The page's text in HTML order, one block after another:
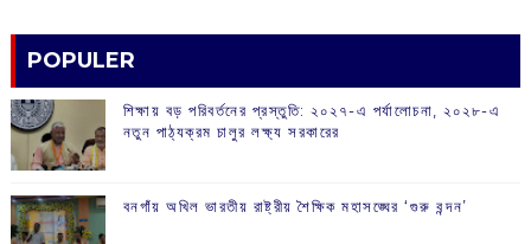
POPULER
শিক্ষায় বড় পরিবর্তনের প্রস্তুতি: ২০২৭-এ পর্যালোচনা, ২০২৮-এ
নতুন পাঠ্যক্রম চালুর লক্ষ্য সরকারের
বনগাঁয় অখিল ভারতীয় রাষ্ট্রীয় শৈক্ষিক মহাসঙ্ঘের ‘গুরু বন্দন’